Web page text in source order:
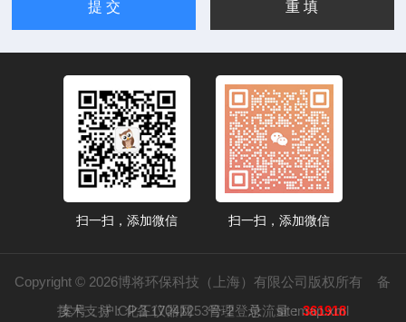
扫一扫，添加微信 扫一扫，添加微信
Copyright © 2026博将环保科技（上海）有限公司版权所有 备
案号：沪ICP备17041253号-2总流量：361918
技术支持：化工仪器网 管理登录 sitemap.xml